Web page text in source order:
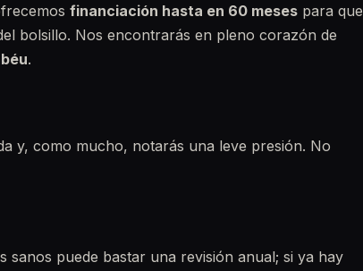
financiación hasta en 60 meses para que
bolsillo. Nos encontrarás en pleno corazón de
.
y, como mucho, notarás una leve presión. No
sanos puede bastar una revisión anual; si ya hay